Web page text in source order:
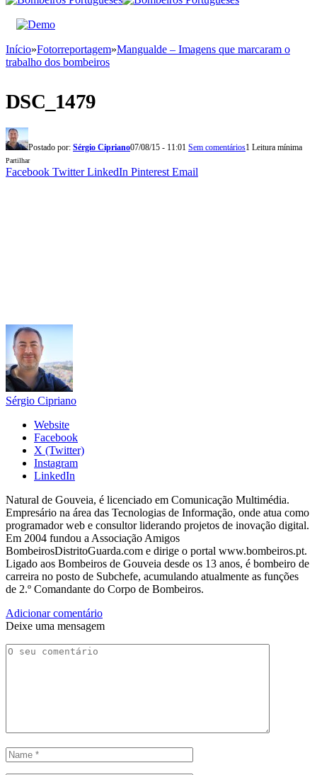
Início»Fotorreportagem»Mangualde – Imagens que marcaram o
trabalho dos bombeiros
DSC_1479
Postado por: Sérgio Cipriano07/08/15 - 11:01 Sem comentários1 Leitura mínima
Partilhar
Facebook Twitter LinkedIn Pinterest Email
Sérgio Cipriano
Website
Facebook
X (Twitter)
Instagram
LinkedIn
Natural de Gouveia, é licenciado em Comunicação Multimédia.
Empresário na área das Tecnologias de Informação, onde atua como
programador web e consultor liderando projetos de inovação digital.
Em 2004 fundou a Associação Amigos
BombeirosDistritoGuarda.com e dirige o portal www.bombeiros.pt.
Ligado aos Bombeiros de Gouveia desde os 13 anos, é bombeiro de
carreira no posto de Subchefe, acumulando atualmente as funções
de 2.º Comandante do Corpo de Bombeiros.
Adicionar comentário
Deixe uma mensagem